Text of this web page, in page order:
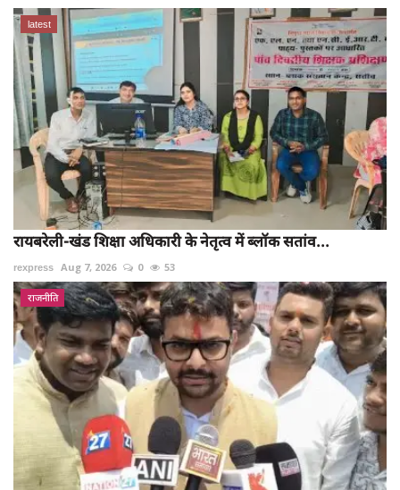
latest
रायबरेली-खंड शिक्षा अधिकारी के नेतृत्व में ब्लॉक सतांव...
rexpress Aug 7, 2026 0 53
राजनीति